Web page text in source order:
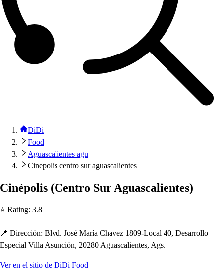
DiDi
Food
Aguascalientes agu
Cinepolis centro sur aguascalientes
Cinépolis (Centro Sur Aguascalientes)
⭐ Rating: 3.8
📍 Dirección: Blvd. José María Chávez 1809-Local 40, Desarrollo
Especial Villa Asunción, 20280 Aguascalientes, Ags.
Ver en el sitio de DiDi Food